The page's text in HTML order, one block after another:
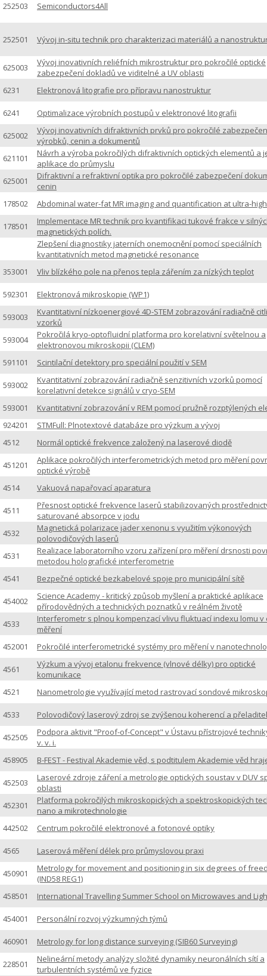
252503 Semiconductors4All
252501 Vývoj in-situ technik pro charakterizaci materiálů a
625003
Vývoj inovativních reliéfních mikrostruktur pro pokročilé optické
zabezpečení dokladů ve viditelné a UV oblasti
6231
Elektronová litografie pro přípravu nanostruktur
6241 Optimalizace výrobních postupů v elektronové litografii
625002
Vývoj inovativních difraktivních prvků pro pokročilé
výrobků, cenin a dokumentů
621101
Návrh a výroba pokročilých difraktivních optických elementů a
aplikace do průmyslu
625001
Difraktivní a refraktivní optika pro pokročilé zabezpečení
cenin
178502
Abdominal water-fat MR imaging and quantification at ultra-
178501
Implementace MR technik pro kvantifikaci tukové frakce v
magnetických polích.
Zlepšení diagnostiky jaterních onemocnění pomocí speciálních
kvantitativních metod magnetické resonance
353001
Vliv blízkého pole na přenos tepla zářením za nízkých teplot
592301 Elektronová mikroskopie (WP1)
593003
Kvantitativní nízkoenergiové 4D-STEM zobrazování radiačně
vzorků
593004
Pokročilá kryo-optofluidní platforma pro korelativní světelnou a
elektronovou mikroskopii (CLEM)
591101
Scintilační detektory pro speciální použití v SEM
593002
Kvantitativní zobrazování radiačně senzitivních vzorků pomocí
korelativní detekce signálů v cryo-SEM
593001
Kvantitativní zobrazování v REM pomocí pružně rozptýlených
924201
STMFull: Plnotextové databáze pro výzkum a vývoj
4512
Normál optické frekvence založený na laserové diodě
451201
Aplikace pokročilých interferometrických metod pro měření
optické výrobě
4514
Vakuová napařovací aparatura
4511
Přesnost optické frekvence laserů stabilizovaných
saturované absorpce v jodu
4532
Magnetická polarizace jader xenonu s využitím výkonových
polovodičových laserů
4531
Realizace laboratorního vzoru zařízení pro měření drsnosti
metodou holografické interferometrie
4541
Bezpečné optické bezkabelové spoje pro municipální sítě
454002
Science Academy - kritický způsob myšlení a praktické aplikace
přírodovědných a technických poznatků v reálném životě
4533
Interferometr s plnou kompenzací vlivu fluktuací indexu lomu v
měření
452001
Pokročilé interferometrické systémy pro měření v
4561
Výzkum a vývoj etalonu frekvence (vlnové délky) pro optické
komunikace
4521
Nanometrologie využívající metod rastrovací sondové
4533 Polovodičový laserový zdroj se zvýšenou koherencí a
452505
Podpora aktivit "Proof-of-Concept" v Ústavu přístrojové
v. v. i.
458905
B-FEST - Festival Akademie věd, s podtitulem Akademie věd
452503
Laserové zdroje záření a metrologie optických soustav v DUV
oblasti
452301
Platforma pokročilých mikroskopických a spektroskopických
nano a mikrotechnologie
442502
Centrum pokročilé elektronové a fotonové optiky
4565 Laserová měření délek pro průmyslovou praxi
450901
Metrology for movement and positioning in six degrees of
(IND58 REG1)
458501
International Travelling Summer School on Microwaves and
454001 Personální rozvoj výzkumných týmů
460901 Metrology for long distance surveying (SIB60 Surveying)
228501
Nelineární metody analýzy složité dynamiky neuronálních sítí a
turbulentních systémů ve fyzice